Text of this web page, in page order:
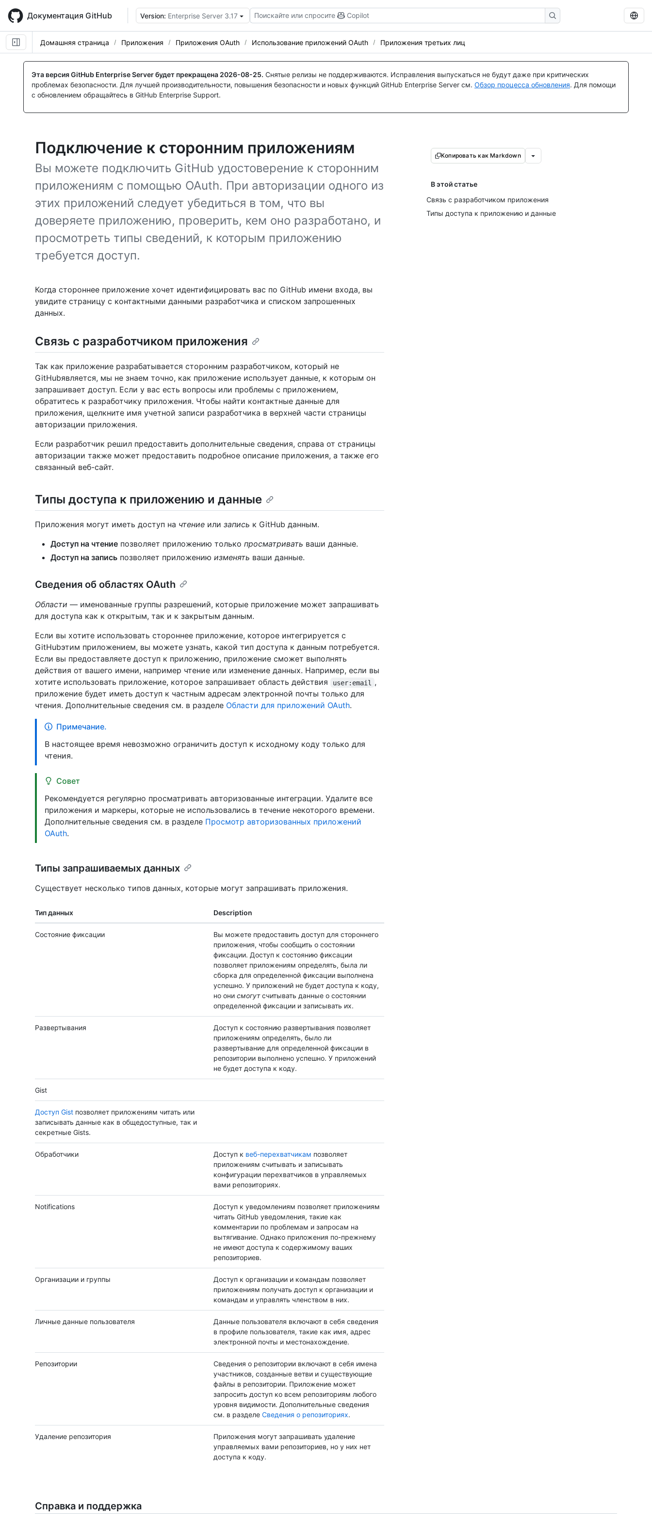
main
content
Документация GitHub Version: Enterprise Server 3.17 Поискайте или спросите Copilot
Домашняя страница Приложения Приложения OAuth Использование приложений OAuth Приложения третьих лиц
Эта версия GitHub Enterprise Server будет прекращена 2026-08-25. Снятые релизы не поддерживаются. Исправления выпускаться не будут даже при критических
проблемах безопасности. Для лучшей производительности, повышения безопасности и новых функций GitHub Enterprise Server см. Обзор процесса обновления. Для помощи
с обновлением обращайтесь в GitHub Enterprise Support.
Подключение к сторонним приложениям
Вы можете подключить GitHub удостоверение к сторонним
приложениям с помощью OAuth. При авторизации одного из
этих приложений следует убедиться в том, что вы
доверяете приложению, проверить, кем оно разработано, и
просмотреть типы сведений, к которым приложению
требуется доступ.
Копировать как Markdown
В этой статье
Связь с разработчиком приложения
Типы доступа к приложению и данные
Когда стороннее приложение хочет идентифицировать вас по GitHub имени входа, вы
увидите страницу с контактными данными разработчика и списком запрошенных
данных.
Связь с разработчиком приложения
Так как приложение разрабатывается сторонним разработчиком, который не
GitHubявляется, мы не знаем точно, как приложение использует данные, к которым он
запрашивает доступ. Если у вас есть вопросы или проблемы с приложением,
обратитесь к разработчику приложения. Чтобы найти контактные данные для
приложения, щелкните имя учетной записи разработчика в верхней части страницы
авторизации приложения.
Если разработчик решил предоставить дополнительные сведения, справа от страницы
авторизации также может предоставить подробное описание приложения, а также его
связанный веб-сайт.
Типы доступа к приложению и данные
Приложения могут иметь доступ на чтение или запись к GitHub данным.
Доступ на чтение позволяет приложению только просматривать ваши данные.
Доступ на запись позволяет приложению изменять ваши данные.
Сведения об областях OAuth
Области — именованные группы разрешений, которые приложение может запрашивать
для доступа как к открытым, так и к закрытым данным.
Если вы хотите использовать стороннее приложение, которое интегрируется с
GitHubэтим приложением, вы можете узнать, какой тип доступа к данным потребуется.
Если вы предоставляете доступ к приложению, приложение сможет выполнять
действия от вашего имени, например чтение или изменение данных. Например, если вы
хотите использовать приложение, которое запрашивает область действия
user:email
,
приложение будет иметь доступ к частным адресам электронной почты только для
чтения. Дополнительные сведения см. в разделе Области для приложений OAuth.
Примечание.
В настоящее время невозможно ограничить доступ к исходному коду только для
чтения.
Совет
Рекомендуется регулярно просматривать авторизованные интеграции. Удалите все
приложения и маркеры, которые не использовались в течение некоторого времени.
Дополнительные сведения см. в разделе Просмотр авторизованных приложений
OAuth.
Типы запрашиваемых данных
Существует несколько типов данных, которые могут запрашивать приложения.
Тип данных Description
Состояние фиксации
Вы можете предоставить доступ для стороннего
приложения, чтобы сообщить о состоянии
фиксации. Доступ к состоянию фиксации
позволяет приложениям определять, была ли
сборка для определенной фиксации выполнена
успешно. У приложений не будет доступа к коду,
но они смогутсчитывать данные о состоянии
определенной фиксации и записывать их.
Развертывания
Доступ к состоянию развертывания позволяет
приложениям определять, было ли
развертывание для определенной фиксации в
репозитории выполнено успешно. У приложений
не будет доступа к коду.
Gist
Доступ Gist позволяет приложениям читать или
записывать данные как в общедоступные, так и
секретные Gists.
Обработчики Доступ к веб-перехватчикам позволяет
приложениям считывать и записывать
конфигурации перехватчиков в управляемых
вами репозиториях.
Notifications
Доступ к уведомлениям позволяет приложениям
читать GitHub уведомления, такие как
комментарии по проблемам и запросам на
вытягивание. Однако приложения по-прежнему
не имеют доступа к содержимому ваших
репозиториев.
Организации и группы
Доступ к организации и командам позволяет
приложениям получать доступ к организации и
командам и управлять членством в них.
Личные данные пользователя
Данные пользователя включают в себя сведения
в профиле пользователя, такие как имя, адрес
электронной почты и местонахождение.
Репозитории
Сведения о репозитории включают в себя имена
участников, созданные ветви и существующие
файлы в репозитории. Приложение может
запросить доступ ко всем репозиториям любого
уровня видимости. Дополнительные сведения
см. в разделе Сведения о репозиториях.
Удаление репозитория
Приложения могут запрашивать удаление
управляемых вами репозиториев, но у них нет
доступа к коду.
Справка и поддержка